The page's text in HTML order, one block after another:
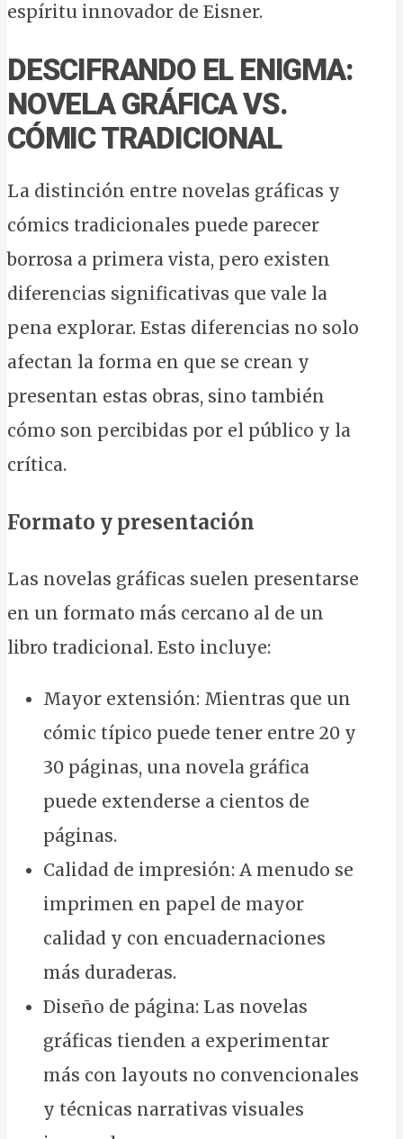
espíritu innovador de Eisner.
DESCIFRANDO EL ENIGMA:
NOVELA GRÁFICA VS.
CÓMIC TRADICIONAL
La distinción entre novelas gráficas y
cómics tradicionales puede parecer
borrosa a primera vista, pero existen
diferencias significativas que vale la
pena explorar. Estas diferencias no solo
afectan la forma en que se crean y
presentan estas obras, sino también
cómo son percibidas por el público y la
crítica.
Formato y presentación
Las novelas gráficas suelen presentarse
en un formato más cercano al de un
libro tradicional. Esto incluye:
Mayor extensión: Mientras que un
cómic típico puede tener entre 20 y
30 páginas, una novela gráfica
puede extenderse a cientos de
páginas.
Calidad de impresión: A menudo se
imprimen en papel de mayor
calidad y con encuadernaciones
más duraderas.
Diseño de página: Las novelas
gráficas tienden a experimentar
más con layouts no convencionales
y técnicas narrativas visuales